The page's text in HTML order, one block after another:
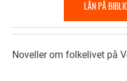
LÅN PÅ
Noveller om folkelivet på